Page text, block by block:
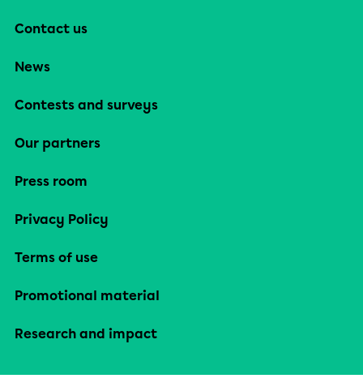
Contact us
News
Contests and surveys
Our partners
Press room
Privacy Policy
Terms of use
Promotional material
Research and impact